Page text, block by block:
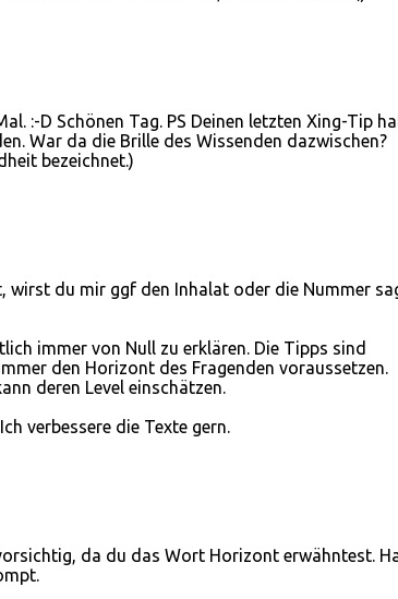
:-D Schönen Tag. PS Deinen letzten Xing-Tip
War da die Brille des Wissenden dazwischen?
bezeichnet.)
wirst du mir ggf den Inhalat oder die Nummer
immer von Null zu erklären. Die Tipps sind
den Horizont des Fragenden voraussetzen.
deren Level einschätzen.
verbessere die Texte gern.
da du das Wort Horizont erwähntest.